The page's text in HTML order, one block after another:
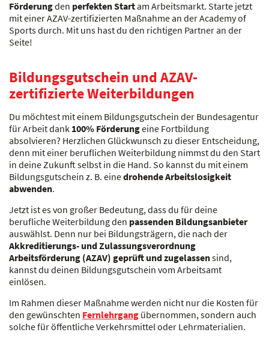
Förderungden perfekten Startam Arbeitsmarkt. Starte jetzt
mit einer AZAV-zertifizierten Maßnahme an der Academy of
Sports durch. Mit uns hast du den richtigen Partner an der
Seite!
Bildungsgutschein und AZAV-
zertifizierte Weiterbildungen
Du möchtest mit einem Bildungsgutschein der Bundesagentur
für Arbeit dank 100% Förderungeine Fortbildung
absolvieren? Herzlichen Glückwunsch zu dieser Entscheidung,
denn mit einer beruflichen Weiterbildung nimmst du den Start
in deine Zukunft selbst in die Hand. So kannst du mit einem
Bildungsgutschein z. B. einedrohende Arbeitslosigkeit
abwenden.
Jetzt ist es von großer Bedeutung, dass du für deine
berufliche Weiterbildung den passenden Bildungsanbieter
auswählst. Denn nur bei Bildungsträgern, die nach der
Akkreditierungs- und Zulassungsverordnung
Arbeitsförderung (AZAV) geprüft und zugelassensind,
kannst du deinen Bildungsgutschein vom Arbeitsamt
einlösen.
Im Rahmen dieser Maßnahme werden nicht nur die Kosten für
den gewünschten Fernlehrgang übernommen, sondern auch
solche für öffentliche Verkehrsmittel oder Lehrmaterialien.